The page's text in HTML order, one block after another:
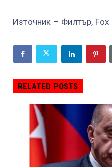
Източник – Филтър, Fox
RELATED POSTS